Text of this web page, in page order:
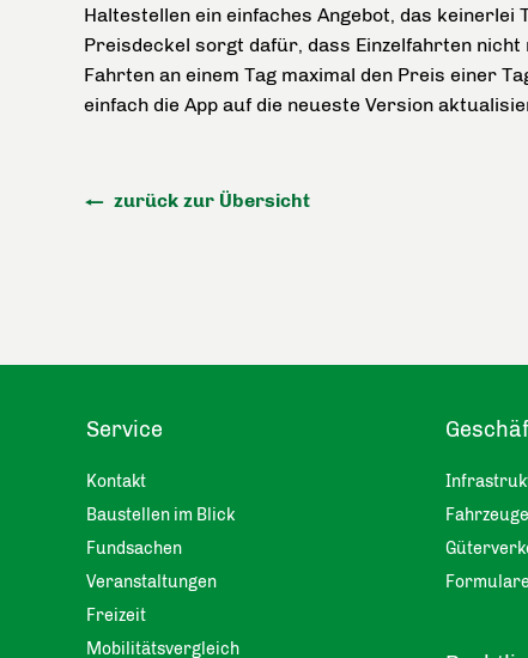
Haltestellen ein einfaches Angebot, das
Preisdeckel sorgt dafür, dass Einzelfahrten
Fahrten an einem Tag maximal den Preis einer
einfach die App auf die neueste Version
zurück zur Übersicht
Service
Kontakt
Baustellen im Blick
Fundsachen
Veranstaltungen
Freizeit
Mobilitätsvergleich
Fahrzeuge